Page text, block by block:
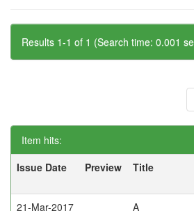
Results 1-1 of 1 (Search time: 0.001
Item hits:
Issue Date
Preview Title
21-Mar-2017
A